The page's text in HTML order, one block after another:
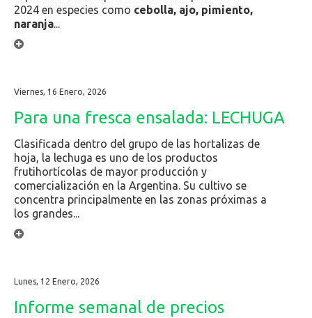
2024 en especies como cebolla, ajo, pimiento,
naranja...
Viernes, 16 Enero, 2026
Para una fresca ensalada: LECHUGA
Clasificada dentro del grupo de las hortalizas de
hoja, la lechuga es uno de los productos
frutihortícolas de mayor producción y
comercialización en la Argentina. Su cultivo se
concentra principalmente en las zonas próximas a
los grandes...
Lunes, 12 Enero, 2026
Informe semanal de precios